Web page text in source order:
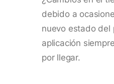
debido a
nuevo estado del
aplicación
por llegar.